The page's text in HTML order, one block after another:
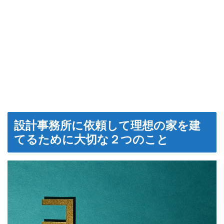
設計事務所に依頼して理想の家を建
てるために大切な２つのこと